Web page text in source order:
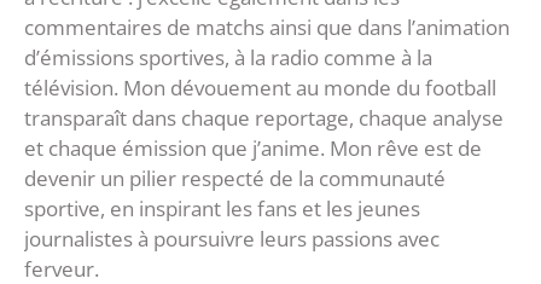
commentaires de matchs ainsi que dans l’animation
d’émissions sportives, à la radio comme à la
télévision. Mon dévouement au monde du football
transparaît dans chaque reportage, chaque analyse
et chaque émission que j’anime. Mon rêve est de
devenir un pilier respecté de la communauté
sportive, en inspirant les fans et les jeunes
journalistes à poursuivre leurs passions avec
ferveur.